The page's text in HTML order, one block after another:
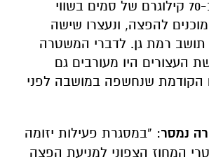
אתמול, נתפסו כ-70 קילוגרם של סמים בשווי
להפצה, ונעצרו שישה
רמת גן. לדברי המשטרה
העצורים היו מעורבים גם
שנחשפה במושבה לפני
נמסר: “במסגרת פעילות יזומה
המחוז הצפוני למניעת הפצה